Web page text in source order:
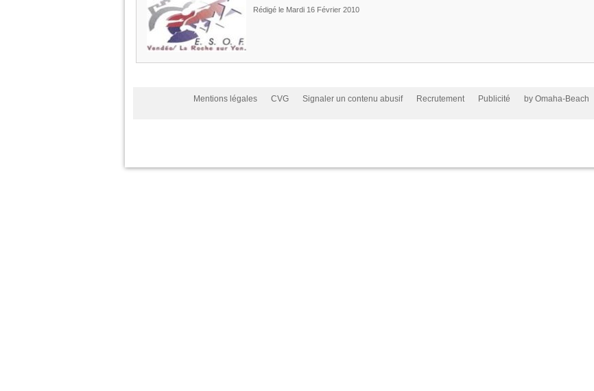
Rédigé le Mardi 16 Février 2010
Mentions légales CVG Signaler un contenu abusif Recrutement Publicité by Omaha-Beach